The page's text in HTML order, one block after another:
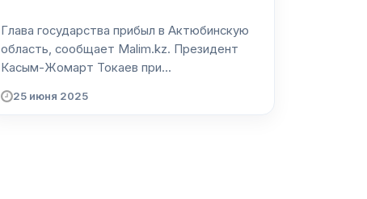
Глава государства прибыл в Актюбинскую
область, сообщает Malim.kz. Президент
Касым-Жомарт Токаев при...
25 июня 2025